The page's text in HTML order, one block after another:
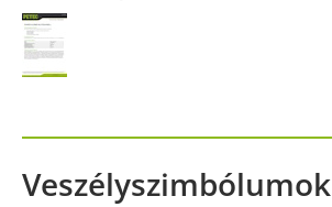
Veszélyszimbólumok